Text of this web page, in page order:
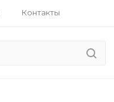
Контакты